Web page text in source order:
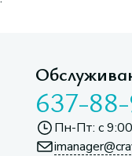
637-
Пн-Пт: с